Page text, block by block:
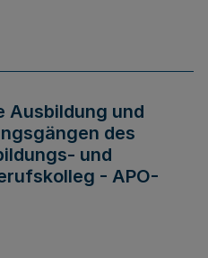
Ausbildung und
des
und
- APO-